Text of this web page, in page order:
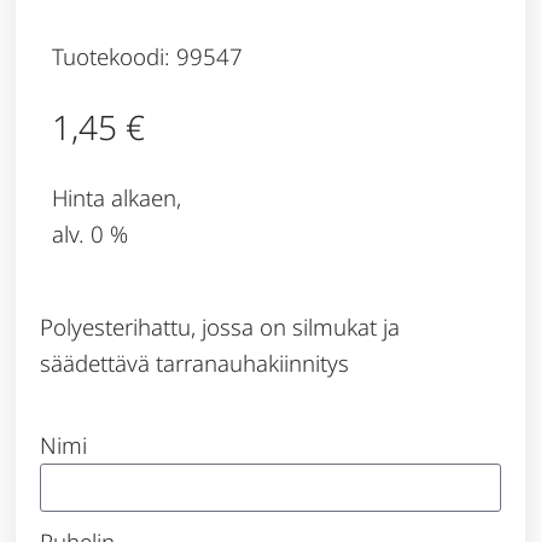
Tuotekoodi: 99547
1,45 €
Hinta alkaen,
alv. 0 %
Polyesterihattu, jossa on silmukat ja
säädettävä tarranauhakiinnitys
Nimi